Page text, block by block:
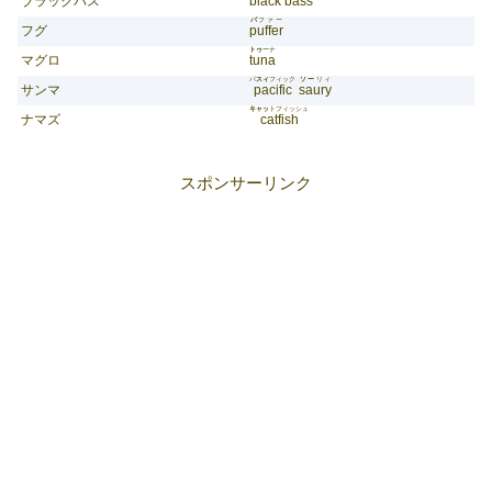
フグ puffer
パファー
マグロ tuna
トゥーナ
サンマ pacific
パスィフィック
saury
ソー リィ
ナマズ catfish
キャッ トフィッシュ
スポンサーリンク